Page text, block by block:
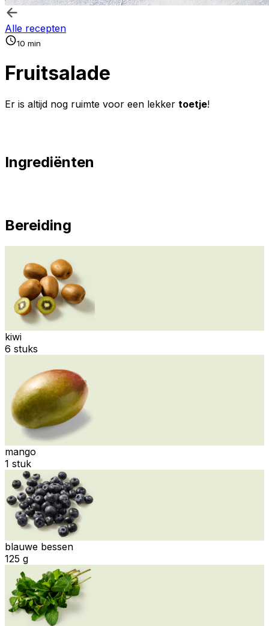
Alle recepten
10 min
Fruitsalade
Er is altijd nog ruimte voor een lekker toetje!
Ingrediënten
Bereiding
kiwi
6 stuks
mango
1 stuk
blauwe bessen
125 g